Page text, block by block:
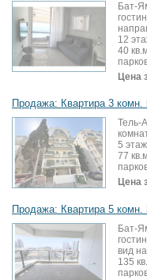
Бат-
12
40
Цена
Продажа: Квартира 3 комн.
Тель-
5
77
Цена
Продажа: Квартира 5 комн.
Бат-
вид
135